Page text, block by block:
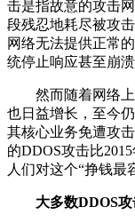
击是指故意的攻击
段残忍地耗尽被攻
网络无法提供正常
统停止响应甚至崩溃
然而随着网络上
也日益增长，至今
其核心业务免遭攻
的DDOS攻击比
人们对这个“挣钱最
大多数DDOS攻